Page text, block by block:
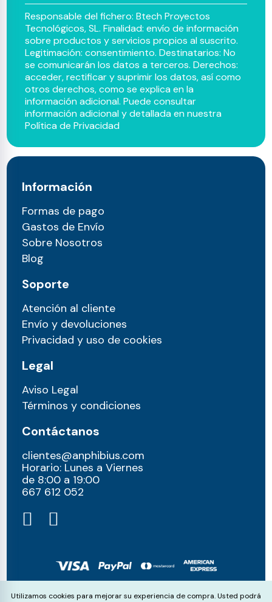
Responsable del fichero: Btech Proyectos
Tecnológicos, SL. Finalidad: envío de información
sobre productos y servicios propios al suscrito.
Legitimación: consentimiento. Destinatarios: No
se comunicarán los datos a terceros. Derechos:
acceder, rectificar y suprimir los datos, así como
otros derechos, como se explica en la
información adicional. Puede consultar
información adicional y detallada en nuestra
Política de Privacidad
Información
Formas de pago
Gastos de Envío
Sobre Nosotros
Blog
Soporte
Atención al cliente
Envío y devoluciones
Privacidad y uso de cookies
Legal
Aviso Legal
Términos y condiciones
Contáctanos
clientes@anphibius.com
Horario: Lunes a Viernes
de 8:00 a 19:00
667 612 052​
© anphibius, 2026
Cookie Consent
Utilizamos cookies para mejorar su experiencia de compra. Usted podrá